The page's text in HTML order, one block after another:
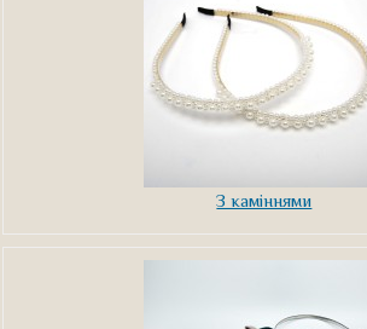
З каміннями